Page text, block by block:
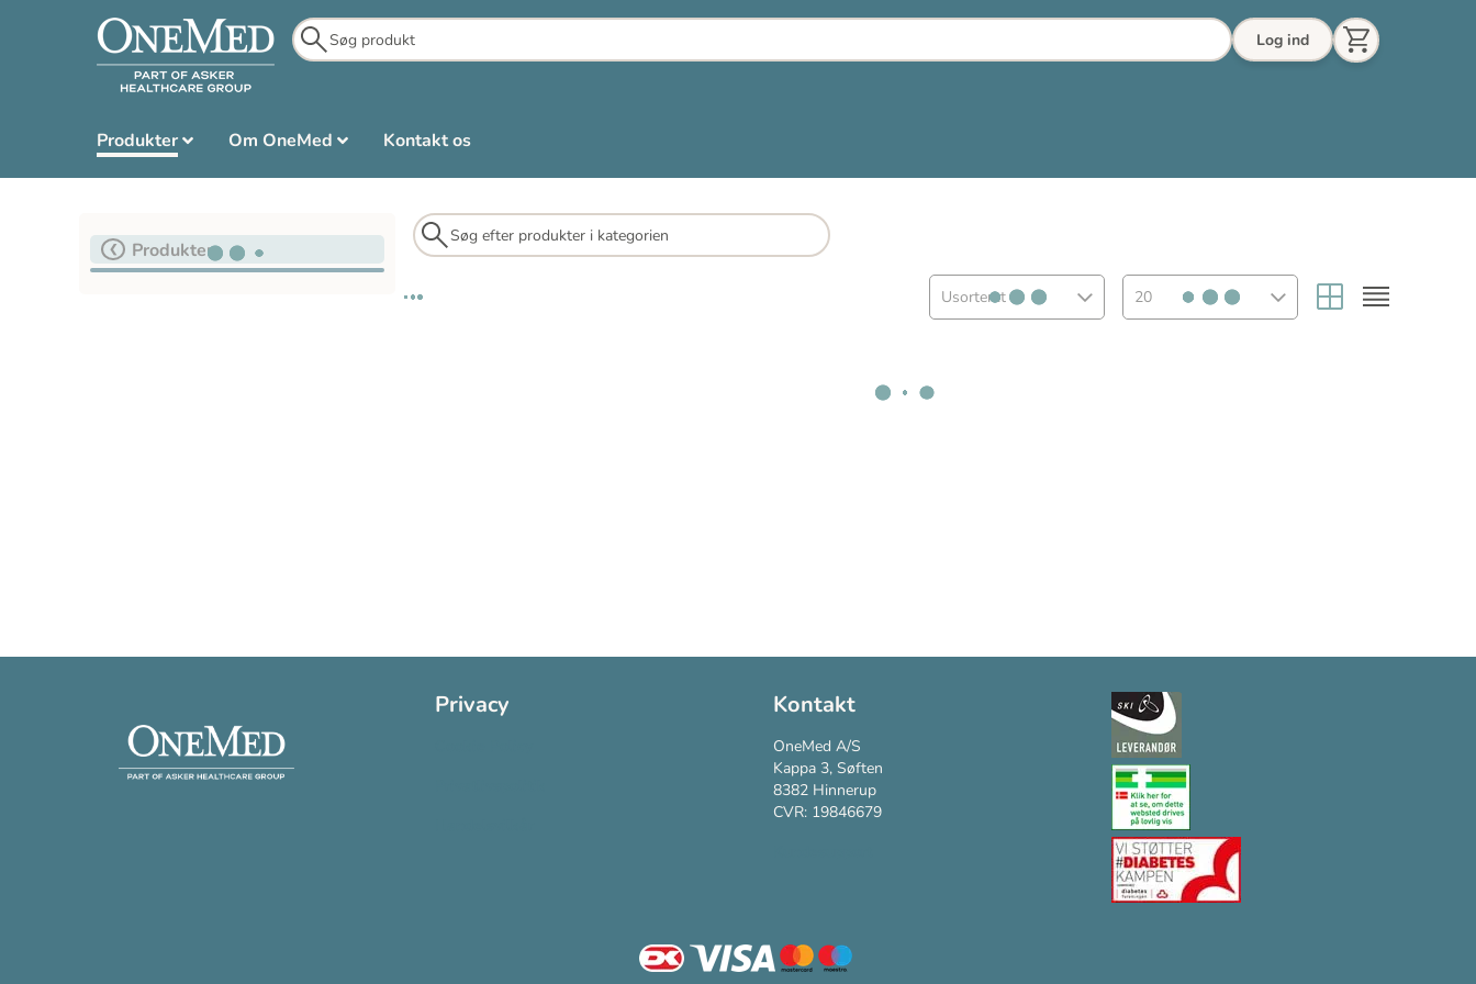
Log ind
Produkter Om OneMed Kontakt os
Produkter
Usorteret 20
Privacy Kontakt
OneMed A/S
Kappa 3, Søften
8382 Hinnerup
CVR: 19846679